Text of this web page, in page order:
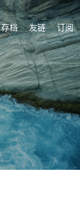
存档 友链 订阅